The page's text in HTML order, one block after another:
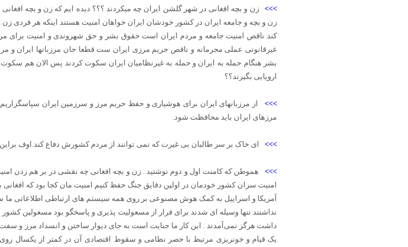
>>>زن و بچه افغانی در شهر گلشن ایران چه میکردند ؟؟؟ دیده ایم که زن و بچه
زن و بچه و جامعه ایران در کشور خودشان ایران خواهان امنیت هستند اینکه هر فردی زن
کند ناقص امنیت جامعه و مردم ایران است حقوق بشر و حق شهروندی و امنیت برای
غیرقانونی عملی مجرمانه و ناقص حریم مرزی ایران ست قطعا جان مرزبانها ایران و
بشر هنگام حمله به ایران و حمله به غیرنظامیان ایران سکوت کردند پس الان هم سکوت
اروپایی بگیرند؟؟
>>> از مرزبانهای ایران برای هوشیاری و حفظ حریم مرز و سرزمین ایران سپاسگزاریم
مرزهای ایران باید محافظت شود.
>>> ای خاک بر سر طالبان بی غیرت که نمی توانند از مردم کشورش دفاع کند.اوف
>>> هموطن که کامنت اول و دوم نوشتید . زن و بچه افغانی چه نقشی در بر هم زدن
امنیت سران کشور خودمان در اولین دقایق جنگ حفظ کنیم امنیت مان کجا بود که افغانی
آمریکا و اسراییل به کمک هوش مصنوعی بر روی همه سیستم های ارتباطی اطلاعاتی ما
نداشتند تنها وسیله ای شدند برای فرار از مسعولیت پذیری و پاسخگو بود مسعولین کشور
داشت هرگز نمی‌آمدند . این کار ما جنایت است به جای دیوار ساختن و انسداد مرز و سفت
یک قیام و خونریزی مرتبط با حصر نظامی و سقوط اقتصادی آن در کمتر از